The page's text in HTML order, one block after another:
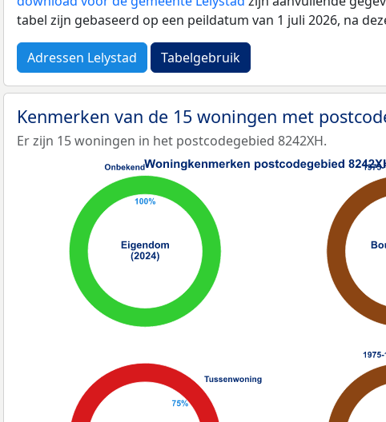
tabel zijn gebaseerd op een peildatum van 1 juli 2026, na
Adressen Lelystad Tabelgebruik
Kenmerken van de 15 woningen met
Er zijn 15 woningen in het postcodegebied 8242XH.